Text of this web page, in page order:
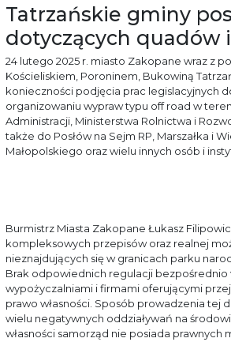
Tatrzańskie gminy
dotyczących quadów
24 lutego 2025 r. miasto Zakopane wraz z
Kościeliskiem, Poroninem, Bukowiną
konieczności podjęcia prac legislacyjnych
organizowaniu wypraw typu off road w
Administracji, Ministerstwa Rolnictwa i
także do Posłów na Sejm RP, Marszałka i
Małopolskiego oraz wielu innych osób i
Burmistrz Miasta Zakopane Łukasz
kompleksowych przepisów oraz realnej
nieznajdujących się w granicach parku
Brak odpowiednich regulacji bezpośrednio
wypożyczalniami i firmami oferującymi
prawo własności. Sposób prowadzenia tej
wielu negatywnych oddziaływań na
własności samorząd nie posiada prawnych